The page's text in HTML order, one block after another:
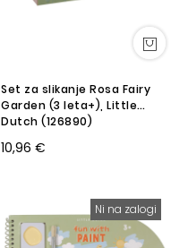
Set za slikanje Rosa Fairy
Garden (3 leta+), Little
Dutch (126890)
10,96 €
Ni na zalogi